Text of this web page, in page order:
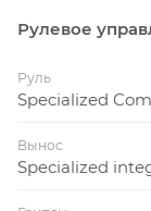
Рулевое
Руль
Specialized
Вынос
Specialized